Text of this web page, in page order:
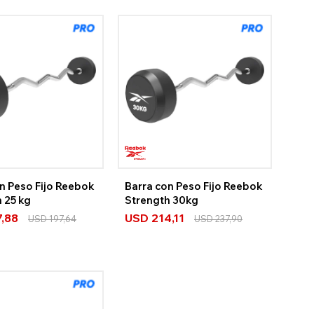
Peso Fijo Reebok
kg
USD197,64
Barra con Peso Fijo Reebok
Strength 30kg
USD 214,11 USD237,90